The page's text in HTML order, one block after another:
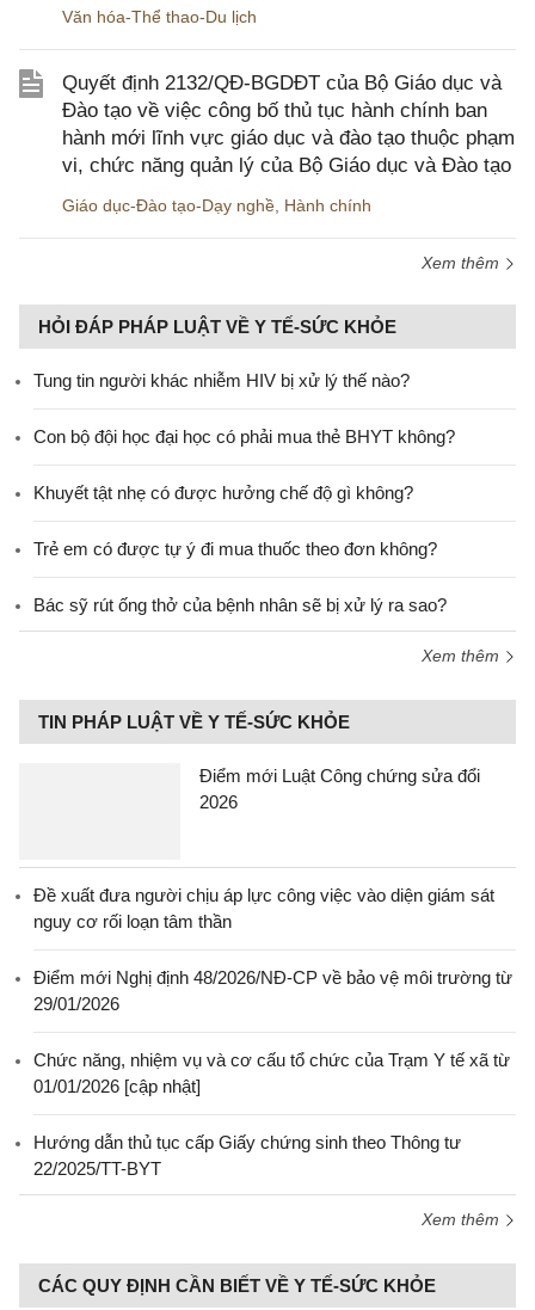
Văn hóa-Thể thao-Du lịch
Quyết định 2132/QĐ-BGDĐT của Bộ Giáo dục và
Đào tạo về việc công bố thủ tục hành chính ban
hành mới lĩnh vực giáo dục và đào tạo thuộc phạm
vi, chức năng quản lý của Bộ Giáo dục và Đào tạo
Giáo dục-Đào tạo-Dạy nghề Hành chính
Xem thêm
HỎI ĐÁP PHÁP LUẬT VỀ Y TẾ-SỨC KHỎE
Tung tin người khác nhiễm HIV bị xử lý thế nào?
Con bộ đội học đại học có phải mua thẻ BHYT không?
Khuyết tật nhẹ có được hưởng chế độ gì không?
Trẻ em có được tự ý đi mua thuốc theo đơn không?
Bác sỹ rút ống thở của bệnh nhân sẽ bị xử lý ra sao?
Xem thêm
TIN PHÁP LUẬT VỀ Y TẾ-SỨC KHỎE
Điểm mới Luật Công chứng sửa đổi
2026
Đề xuất đưa người chịu áp lực công việc vào diện giám sát
nguy cơ rối loạn tâm thần
Điểm mới Nghị định 48/2026/NĐ-CP về bảo vệ môi trường từ
29/01/2026
Chức năng, nhiệm vụ và cơ cấu tổ chức của Trạm Y tế xã từ
01/01/2026 [cập nhật]
Hướng dẫn thủ tục cấp Giấy chứng sinh theo Thông tư
22/2025/TT-BYT
Xem thêm
CÁC QUY ĐỊNH CẦN BIẾT VỀ Y TẾ-SỨC KHỎE